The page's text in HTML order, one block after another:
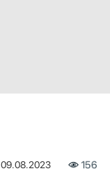
09.08.2023 156